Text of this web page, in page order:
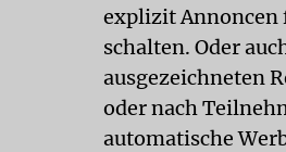
explizit Annoncen
schalten. Oder
ausgezeichneten
oder nach
automatische